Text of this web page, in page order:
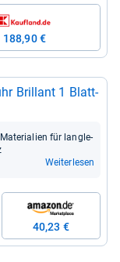
188,90 €
Bril­lant 1 Blatt­
für lang­le­
Weiterlesen
40,23 €